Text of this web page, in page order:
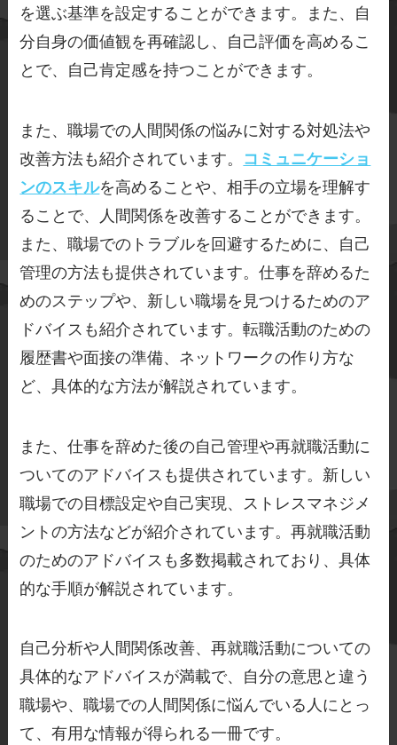
を選ぶ基準を設定することができます。また、自
分自身の価値観を再確認し、自己評価を高めるこ
とで、自己肯定感を持つことができます。
また、職場での人間関係の悩みに対する対処法や
改善方法も紹介されています。 コミュニケーショ
ンのスキルを高めることや、相手の立場を理解す
ることで、人間関係を改善することができます。
また、職場でのトラブルを回避するために、自己
管理の方法も提供されています。仕事を辞めるた
めのステップや、新しい職場を見つけるためのア
ドバイスも紹介されています。転職活動のための
履歴書や面接の準備、ネットワークの作り方な
ど、具体的な方法が解説されています。
また、仕事を辞めた後の自己管理や再就職活動に
ついてのアドバイスも提供されています。新しい
職場での目標設定や自己実現、ストレスマネジメ
ントの方法などが紹介されています。再就職活動
のためのアドバイスも多数掲載されており、具体
的な手順が解説されています。
自己分析や人間関係改善、再就職活動についての
具体的なアドバイスが満載で、自分の意思と違う
職場や、職場での人間関係に悩んでいる人にとっ
て、有用な情報が得られる一冊です。